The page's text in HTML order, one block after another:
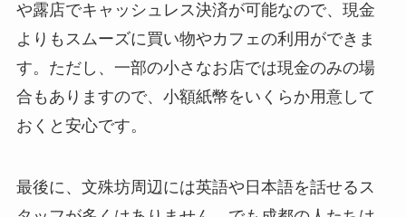
や露店でキャッシュレス決済が可能なので、現金
よりもスムーズに買い物やカフェの利用ができま
す。ただし、一部の小さなお店では現金のみの場
合もありますので、小額紙幣をいくらか用意して
おくと安心です。
最後に、文殊坊周辺には英語や日本語を話せるス